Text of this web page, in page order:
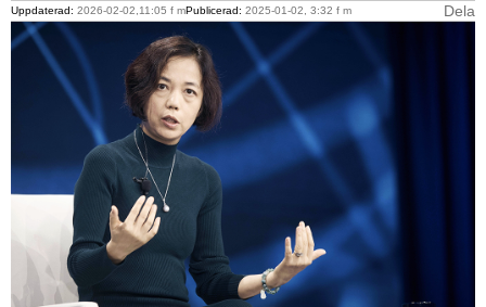
Uppdaterad: 2026-02-02,11:05 f mPublicerad: 2025-01-02, 3:32 f m Dela